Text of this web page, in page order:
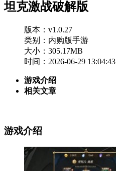
坦克激战破解版
版本：v1.0.27
类别：内购版手游
大小：305.17MB
时间：2026-06-29 13:04:43
游戏介绍
相关文章
游戏介绍